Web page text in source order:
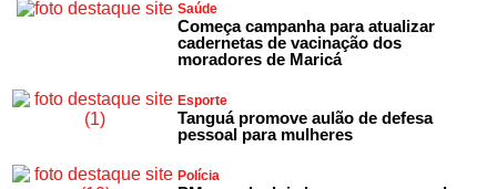
Saúde
Começa campanha para atualizar
cadernetas de vacinação dos
moradores de Maricá
Esporte
Tanguá promove aulão de defesa
pessoal para mulheres
Polícia